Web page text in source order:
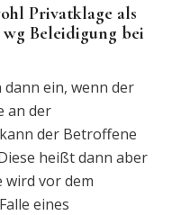
Privatklage als
Beleidigung bei
ein, wenn der
an der
der Betroffene
heißt dann aber
wird vor dem
eines